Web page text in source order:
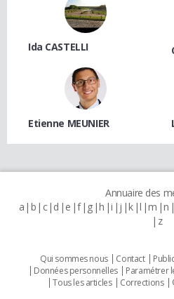
Ida CASTELLI
Etienne MEUNIER
Annuaire des
a b c d e f g h i j k l m n
z
Qui sommes nous Contact
Données personnelles
Paramétrer
Tous les articles
Corrections